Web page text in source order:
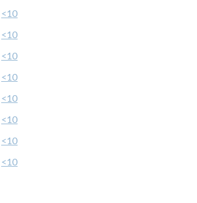
<10
<10
<10
<10
<10
<10
<10
<10